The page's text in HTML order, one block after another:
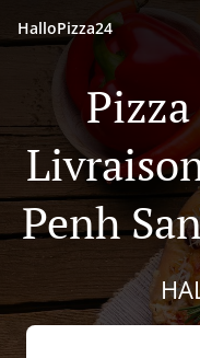
HalloPizza24
Penh